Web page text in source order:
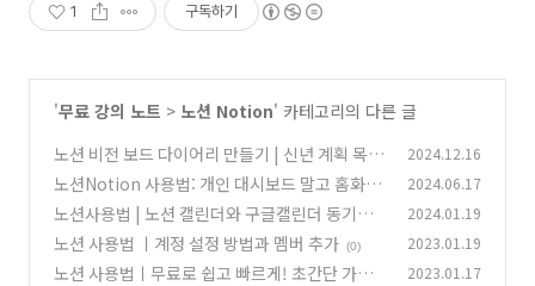
1 구독하기
'무료 강의 노트 > 노션 Notion' 카테고리의 다른 글
노션 비전 보드 다이어리 만들기 | 신년 계획 목표
실행 시각화 템플릿 공유 (6)
2024.12.16
노션Notion 사용법: 개인 대시보드 말고 홈화면
으로 자유롭게 한 눈에~ (2)
2024.06.17
노션사용법 | 노션 캘린더와 구글캘린더 동기화
꿀팁!
(2)
2024.01.19
노션 사용법 ㅣ계정 설정 방법과 멤버 추가 (0) 2023.01.19
노션 사용법ㅣ무료로 쉽고 빠르게! 초간단 가입
2023.01.17